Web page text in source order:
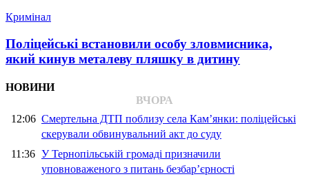
Кримінал
Поліцейські встановили особу зловмисника,
який кинув металеву пляшку в дитину
НОВИНИ
ВЧОРА
12:06 Смертельна ДТП поблизу села Кам’янки: поліцейські
скерували обвинувальний акт до суду
11:36 У Тернопільській громаді призначили
уповноваженого з питань безбар’єрності